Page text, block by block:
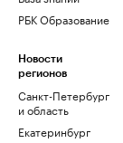
РБК Образование
Новости
регионов
Санкт-Петербург
и область
Екатеринбург